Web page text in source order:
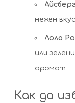
Айсберг
нежен вкус
Лоло
или
аромат
Как да